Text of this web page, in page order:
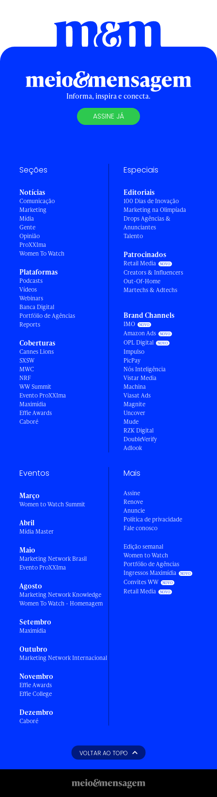
Informa, inspira e conecta.
ASSINE JÁ
Seções
Notícias
Comunicação
Marketing
Mídia
Gente
Opinião
ProXXIma
Women To Watch
Plataformas
Podcasts
Vídeos
Webinars
Banca Digital
Portfólio de Agências
Reports
Coberturas
Cannes Lions
SXSW
MWC
NRF
WW Summit
Evento ProXXIma
Maximídia
Effie Awards
Caboré
Especiais
Editoriais
100 Dias de Inovação
Marketing na Olimpíada
Drops Agências &
Anunciantes
Talento
Patrocinados
Retail Media
Creators & Influencers
Out-Of-Home
Martechs & Adtechs
Brand Channels
IMO
Amazon Ads
OPL Digital
Impulso
PicPay
Nós Inteligência
Vistar Media
Machina
Viasat Ads
Magnite
Uncover
Mude
RZK Digital
DoubleVerify
Adlook
Eventos
Março
Women to Watch Summit
Abril
Mídia Master
Maio
Marketing Network Brasil
Evento ProXXIma
Agosto
Marketing Network Knowledge
Women To Watch - Homenagem
Setembro
Maximídia
Outubro
Marketing Network Internacional
Novembro
Effie Awards
Effie College
Dezembro
Caboré
Mais
Assine
Renove
Anuncie
Política de privacidade
Fale conosco
Edição semanal
Women to Watch
Portfólio de Agências
Ingressos Maximídia
Convites WW
Retail Media
VOLTAR AO TOPO